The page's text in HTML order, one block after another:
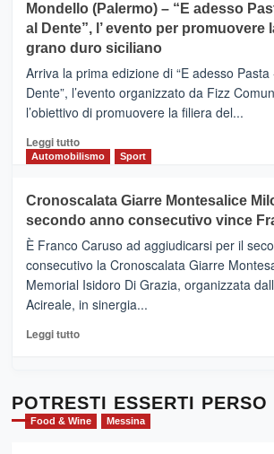
e
messaggi
di
CASTIGLIONE
DI
SICILIA
(Ct)
–
Il
Borgo
Gusto,
il
tra
sapori
vicoli
medievali
Mondello (Palermo) – “E adesso
al Dente”, l’ evento per promuovere
grano duro siciliano
Arriva la prima edizione di “E adesso Pasta
Dente”, l’evento organizzato da Fizz
l’obiettivo di promuovere la filiera del...
Leggi tuttoLeggi
di
Mondello
(Palermo)
–
“E
adesso
Pasta
–
Sicilia
l’
evento
per
Automobilismo Sport
Cronoscalata Giarre Montesalice
secondo anno consecutivo vince
È Franco Caruso ad aggiudicarsi per il
consecutivo la Cronoscalata Giarre
Memorial Isidoro Di Grazia, organizzata
Acireale, in sinergia...
Leggi tuttoLeggi
Cronoscalata
Giarre
Montesalice
POTRESTI ESSERTI PERSO
Food & Wine Messina